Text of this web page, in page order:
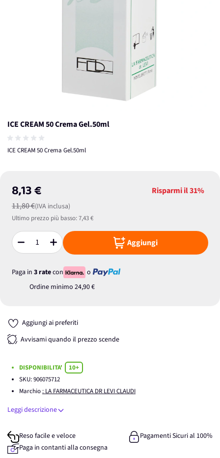
ICE CREAM 50 Crema Gel.50ml
ICE CREAM 50 Crema Gel.50ml
8,13 €
11,80 €(IVA inclusa)
Risparmi il31%
Ultimo prezzo più basso:7,43 €
Quantità Aggiungi
Paga in 3 ratecon
o
Ordine minimo 24,90 €
Aggiungi ai preferiti
Avvisami quando il prezzo scende
DISPONIBILITA'
10+
SKU:906075712
Marchio : LA FARMACEUTICA DR LEVI CLAUDI
Leggi descrizione
Reso facile e veloce
Pagamenti Sicuri al 100%
Paga in contanti alla consegna